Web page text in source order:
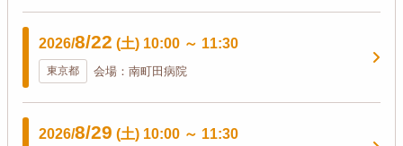
2026/8/22 (土) 10:00 ～ 11:30
東京都 会場：南町田病院
2026/8/29 (土) 10:00 ～ 11:30